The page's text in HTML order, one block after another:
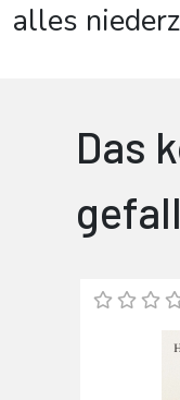
alles
Das